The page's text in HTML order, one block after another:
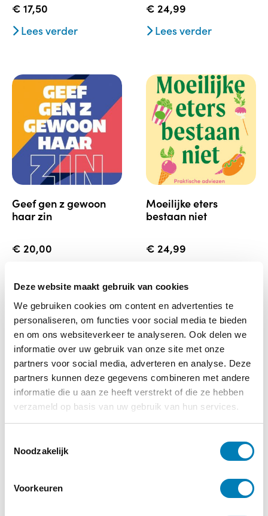
Deze website maakt gebruik van cookies
We gebruiken cookies om content en advertenties te
personaliseren, om functies voor social media te bieden
en om ons websiteverkeer te analyseren. Ook delen we
informatie over uw gebruik van onze site met onze
partners voor social media, adverteren en analyse. Deze
partners kunnen deze gegevens combineren met andere
informatie die u aan ze heeft verstrekt of die ze hebben
verzameld op basis van uw gebruik van hun services.
Noodzakelijk
Voorkeuren
€ 17,50
Lees verder
€ 24,99
Lees verder
geef gen z gewoon
haar zin
€ 20,00
moeilijke eters
bestaan niet
€ 24,99
levenshouding
€24,99
laat je kind niet los